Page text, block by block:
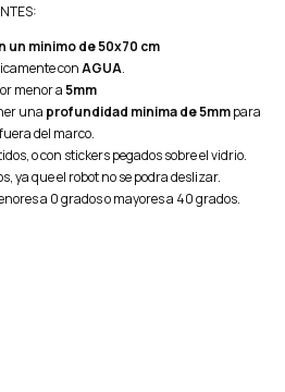
minimo de 50x70 cm
conAGUA.
menor a5mm
una profundidad minima de 5mmpara
del marco.
o con stickers pegados sobre el vidrio.
ya que el robot no se podra deslizar.
a 0 grados o mayores a 40 grados.